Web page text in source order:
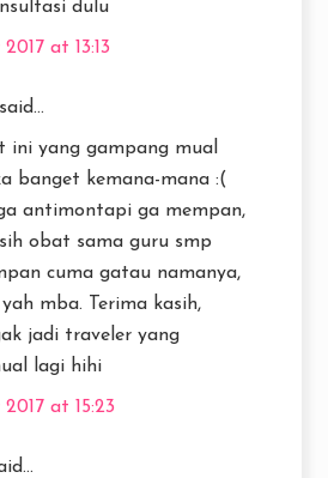
dulu
at 13:13
said...
ini yang gampang mual
banget kemana-mana :(
antimontapi ga mempan,
obat sama guru smp
cuma gatau namanya,
mba. Terima kasih,
jadi traveler yang
lagi hihi
at 15:23